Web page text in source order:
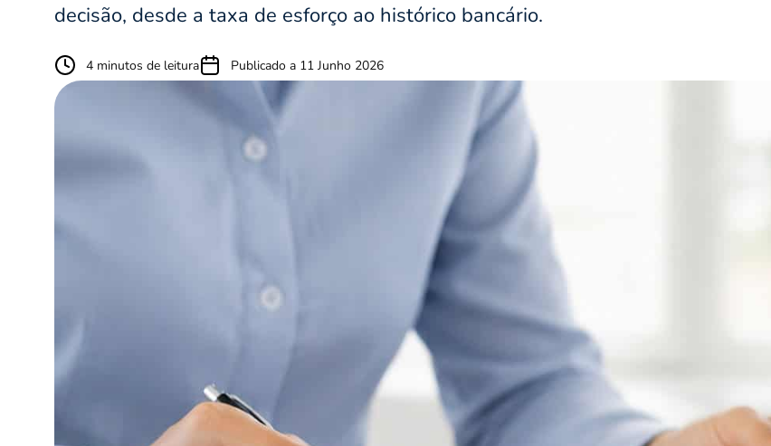
decisão, desde a taxa de esforço ao histórico bancário.
4 minutos de leitura Publicado a 11 Junho 2026